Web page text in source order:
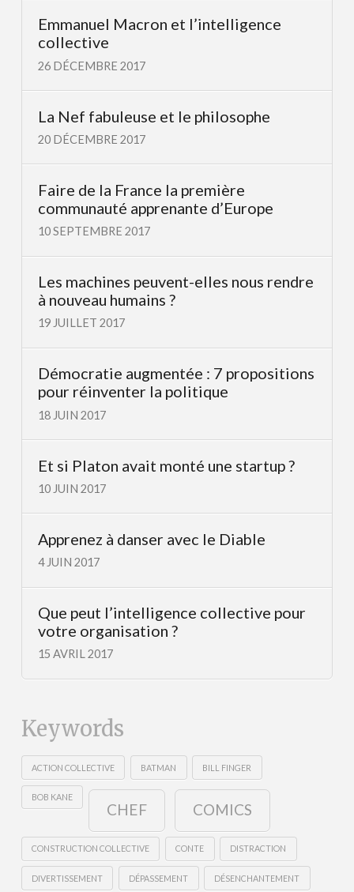
Emmanuel Macron et l’intelligence
collective
26 DÉCEMBRE 2017
La Nef fabuleuse et le philosophe
20 DÉCEMBRE 2017
Faire de la France la première
communauté apprenante d’Europe
10 SEPTEMBRE 2017
Les machines peuvent-elles nous rendre
à nouveau humains ?
19 JUILLET 2017
Démocratie augmentée : 7 propositions
pour réinventer la politique
18 JUIN 2017
Et si Platon avait monté une startup ?
10 JUIN 2017
Apprenez à danser avec le Diable
4 JUIN 2017
Que peut l’intelligence collective pour
votre organisation ?
15 AVRIL 2017
Keywords
ACTION COLLECTIVE BATMAN BILL FINGER
BOB KANE
CHEF COMICS
CONSTRUCTION COLLECTIVE CONTE DISTRACTION
DIVERTISSEMENT DÉPASSEMENT DÉSENCHANTEMENT